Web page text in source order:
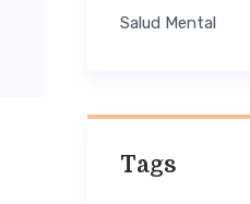
Salud Mental
Tags